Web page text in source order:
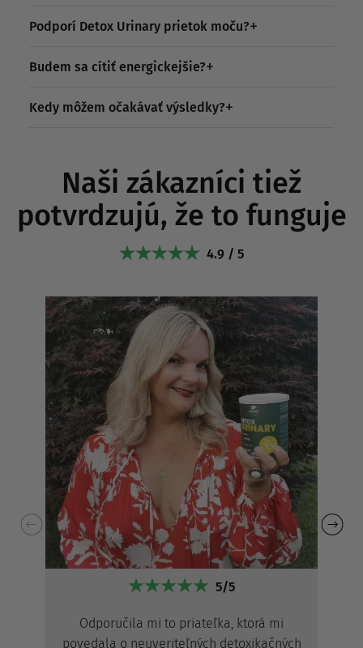
Podporí Detox Urinary prietok moču?
Budem sa cítiť energickejšie?
Kedy môžem očakávať výsledky?
Naši zákazníci tiež
potvrdzujú, že to funguje
4.9 / 5
5/5
Odporučila mi to priateľka, ktorá mi
povedala o neuveriteľných detoxikačných